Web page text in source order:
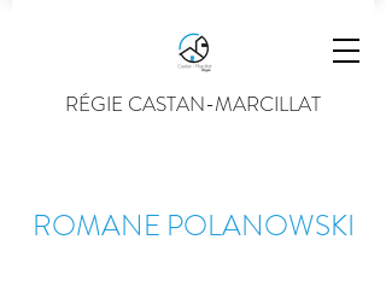
RÉGIE CASTAN-MARCILLAT
ROMANE POLANOWSKI